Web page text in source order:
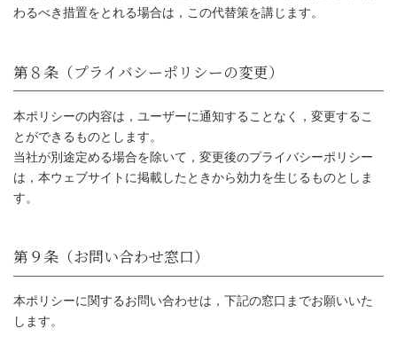
第６条（個人情報の訂正および削除）
わるべき措置をとれる場合は，この代替策を講じます。
本ポリシーの内容は，ユーザーに通知することなく，変更するこ
とができるものとします。
当社が別途定める場合を除いて，変更後のプライバシーポリシー
は，本ウェブサイトに掲載したときから効力を生じるものとしま
す。
本ポリシーに関するお問い合わせは，下記の窓口までお願いいた
します。